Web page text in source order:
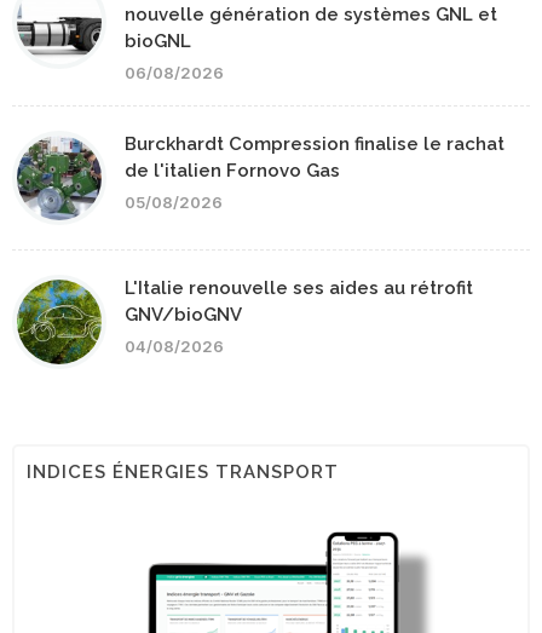
nouvelle génération de systèmes GNL et
bioGNL
06/08/2026
Burckhardt Compression finalise le rachat
de l'italien Fornovo Gas
05/08/2026
L'Italie renouvelle ses aides au rétrofit
GNV/bioGNV
04/08/2026
INDICES ÉNERGIES TRANSPORT